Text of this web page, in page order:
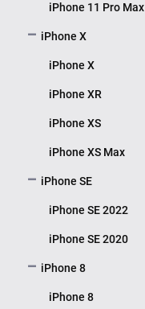
iPhone 11 Pro Max
iPhone X
iPhone X
iPhone XR
iPhone XS
iPhone XS Max
iPhone SE
iPhone SE 2022
iPhone SE 2020
iPhone 8
iPhone 8